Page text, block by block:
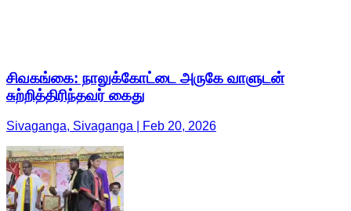
சிவகங்கை: நாலுக்கோட்டை அருகே வாளுடன்
சுற்றித்திரிந்தவர் கைது
Sivaganga, Sivaganga | Feb 20, 2026